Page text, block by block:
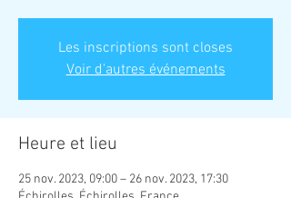
Les inscriptions sont closes
Voir d'autres événements
Heure et lieu
25 nov. 2023, 09:00 – 26 nov. 2023, 17:30